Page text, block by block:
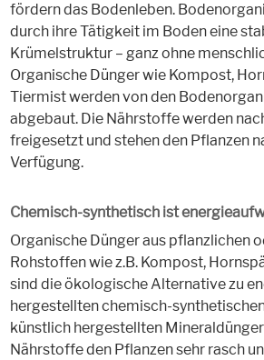
fördern das Bodenleben.
durch ihre Tätigkeit im Boden eine
Krümelstruktur – ganz ohne
Organische Dünger wie Kompost,
Tiermist werden von den
abgebaut. Die Nährstoffe werden
freigesetzt und stehen den Pflanzen
Verfügung.
Chemisch-synthetisch ist
Organische Dünger aus pflanzlichen
Rohstoffen wie z.B. Kompost,
sind die ökologische Alternative zu
hergestellten chemisch-
künstlich hergestellten
Nährstoffe den Pflanzen sehr rasch